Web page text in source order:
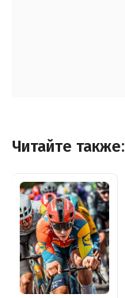
Читайте также: